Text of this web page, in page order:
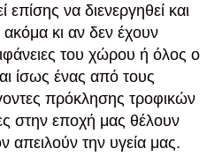
να διενεργηθεί και
κι αν δεν έχουν
του χώρου ή όλος ο
ίσως ένας από τους
πρόκλησης τροφικών
στην εποχή μας θέλουν
την υγεία μας.